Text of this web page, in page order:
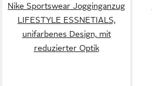
Nike Sportswear Jogginganzug
LIFESTYLE ESSNETIALS,
unifarbenes Design, mit
reduzierter Optik